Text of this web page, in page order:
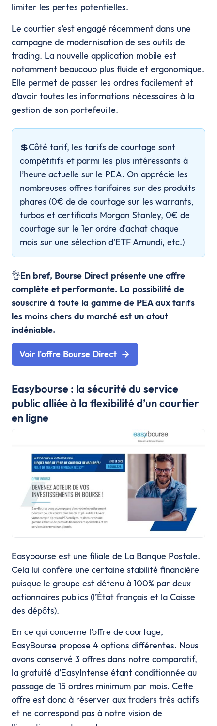
limiter les pertes potentielles.
Le courtier s’est engagé récemment dans une
campagne de modernisation de ses outils de
trading. La nouvelle application mobile est
notamment beaucoup plus fluide et ergonomique.
Elle permet de passer les ordres facilement et
d’avoir toutes les informations nécessaires à la
gestion de son portefeuille.
💲Côté tarif, les tarifs de courtage sont
compétitifs et parmi les plus intéressants à
l’heure actuelle sur le PEA. On apprécie les
nombreuses offres tarifaires sur des produits
phares (0€ de de courtage sur les warrants,
turbos et certificats Morgan Stanley, 0€ de
courtage sur le 1er ordre d'achat chaque
mois sur une sélection d'ETF Amundi, etc.)
👌En bref, Bourse Direct présente une offre
complète et performante. La possibilité de
souscrire à toute la gamme de PEA aux tarifs
les moins chers du marché est un atout
indéniable.
Voir l'offre Bourse Direct
Easybourse : la sécurité du service
public alliée à la flexibilité d’un courtier
en ligne
Easybourse est une filiale de La Banque Postale.
Cela lui confère une certaine stabilité financière
puisque le groupe est détenu à 100% par deux
actionnaires publics (l’État français et la Caisse
des dépôts).
En ce qui concerne l’offre de courtage,
EasyBourse propose 4 options différentes. Nous
avons conservé 3 offres dans notre comparatif,
la gratuité d’EasyIntense étant conditionnée au
passage de 15 ordres minimum par mois. Cette
offre est donc à réserver aux traders très actifs
et ne correspond pas à notre vision de